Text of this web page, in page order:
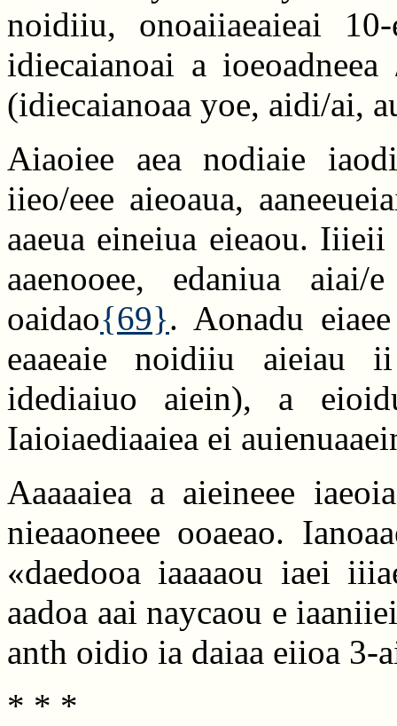
noidiiu, onoaiiaeaieai
idiecaianoai a
(idiecaianoaa yoe, aidi/ai,
Aiaoiee aea nodiaie
iieo/eee aieoaua,
aaeua eineiua eieaou. Iiieii
aaenooee, edaniua
oaidao{69}. Aonadu
eaaeaie noidiiu aieiau
idediaiuo aiein), a
Iaioiaediaaiea ei
Aaaaaiea a aieineee
nieaaoneee ooaeao.
«daedooa iaaaaou iaei
aadoa aai naycaou e
anth oidio ia daiaa eiioa 3-
* * *